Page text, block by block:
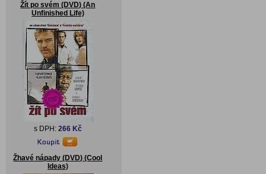
Žít po svém (DVD) (An
Unfinished Life)
s DPH: 266 Kč
Žhavé nápady (DVD) (Cool
Ideas)